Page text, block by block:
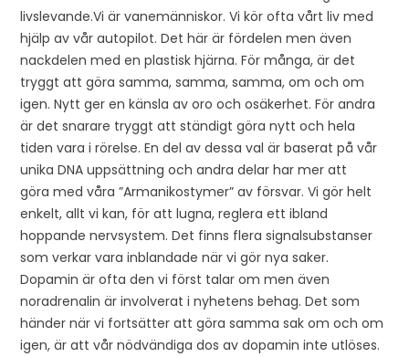
livslevande.Vi är vanemänniskor. Vi kör ofta vårt liv med
hjälp av vår autopilot. Det här är fördelen men även
nackdelen med en plastisk hjärna. För många, är det
tryggt att göra samma, samma, samma, om och om
igen. Nytt ger en känsla av oro och osäkerhet. För andra
är det snarare tryggt att ständigt göra nytt och hela
tiden vara i rörelse. En del av dessa val är baserat på vår
unika DNA uppsättning och andra delar har mer att
göra med våra ”Armanikostymer” av försvar. Vi gör helt
enkelt, allt vi kan, för att lugna, reglera ett ibland
hoppande nervsystem. Det finns flera signalsubstanser
som verkar vara inblandade när vi gör nya saker.
Dopamin är ofta den vi först talar om men även
noradrenalin är involverat i nyhetens behag. Det som
händer när vi fortsätter att göra samma sak om och om
igen, är att vår nödvändiga dos av dopamin inte utlöses.